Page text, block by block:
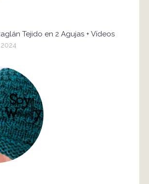
Tejido en 2 Agujas + Vídeos